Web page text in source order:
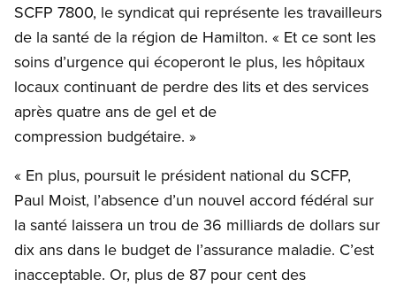
SCFP 7800, le syndicat qui représente les travailleurs
de la santé de la région de Hamilton. « Et ce sont les
soins d’urgence qui écoperont le plus, les hôpitaux
locaux continuant de perdre des lits et des services
après quatre ans de gel et de
compression budgétaire. »
« En plus, poursuit le président national du SCFP,
Paul Moist, l’absence d’un nouvel accord fédéral sur
la santé laissera un trou de 36 milliards de dollars sur
dix ans dans le budget de l’assurance maladie. C’est
inacceptable. Or, plus de 87 pour cent des